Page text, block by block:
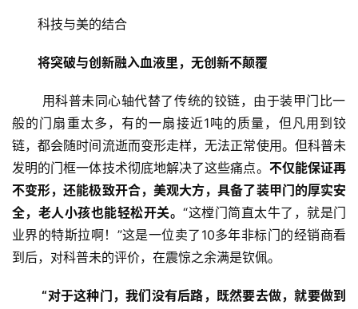
首
科技与美的结合
将突破与创新融入血液里，无创新不颠覆
般的门扇重太多，有的一扇接近1吨的质量，但凡用到铰
链，都会随时间流逝而变形走样，无法正常使用。但科普未
发明的门框一体技术彻底地解决了这些痛点。 不仅能保证再
不变形，还能极致开合，美观大方，具备了装甲门的厚实安
全，老人小孩也能轻松开关。“这樘门简直太牛了，就是门
业界的特斯拉啊！”这是一位卖了10多年非标门的经销商看
到后，对科普未的评价，在震惊之余满是钦佩。
“对于这种门，我们没有后路，既然要去做，就要做到